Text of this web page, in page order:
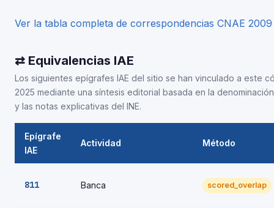
Ver la tabla completa de correspondencias CNAE
⇄ Equivalencias IAE
Los siguientes epígrafes IAE del sitio se han vinculado a este
2025 mediante una síntesis editorial basada en la
y las notas explicativas del INE.
Epígrafe
IAE
Actividad Método
811 Banca scored_overlap